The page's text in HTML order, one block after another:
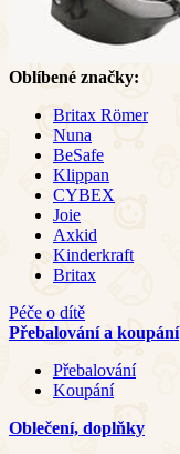
Oblíbené značky:
Britax Römer
Nuna
BeSafe
Klippan
CYBEX
Joie
Axkid
Kinderkraft
Britax
Péče o dítě
Přebalování a koupání
Přebalování
Koupání
Oblečení, doplňky